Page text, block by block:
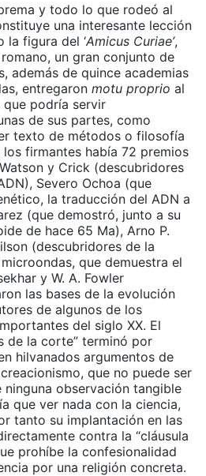
y todo lo que rodeó al
una interesante lección
la figura del ‘Amicus Curiae’,
un gran conjunto de
además de quince academias
entregaron motu proprio al
podría servir
de sus partes, como
texto de métodos o filosofía
firmantes había 72 premios
y Crick (descubridores
Severo Ochoa (que
la traducción del ADN a
(que demostró, junto a su
de hace 65 Ma), Arno P.
(descubridores de la
que demuestra el
y W. A. Fowler
las bases de la evolución
de algunos de los
del siglo XX. El
de la corte” terminó por
hilvanados argumentos de
que no puede ser
observación tangible
que ver nada con la ciencia,
tanto su implantación en las
contra la “cláusula
prohíbe la confesionalidad
por una religión concreta.